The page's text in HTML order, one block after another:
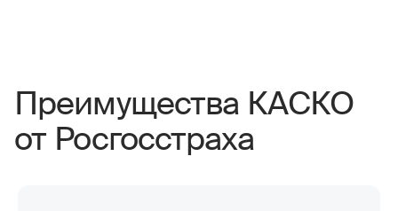
Преимущества КАСКО
от Росгосстраха